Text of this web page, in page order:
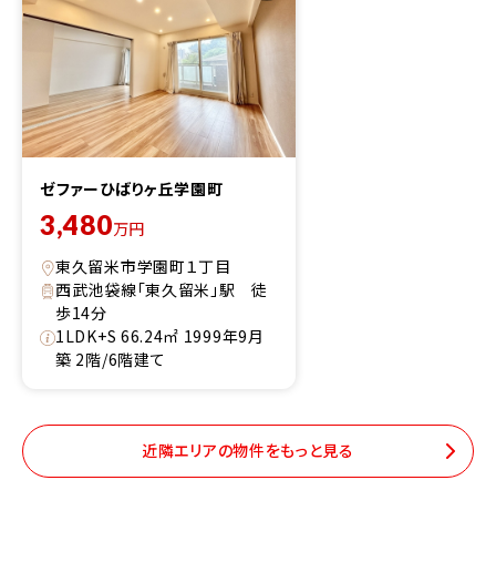
ゼファーひばりヶ丘学園町
3,480万円
東久留米市学園町１丁目
西武池袋線「東久留米」駅 徒
歩14分
1LDK+S 66.24㎡ 1999年9月
築 2階/6階建て
近隣エリアの物件をもっと見る